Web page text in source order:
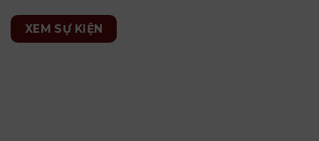
XEM SỰ KIỆN